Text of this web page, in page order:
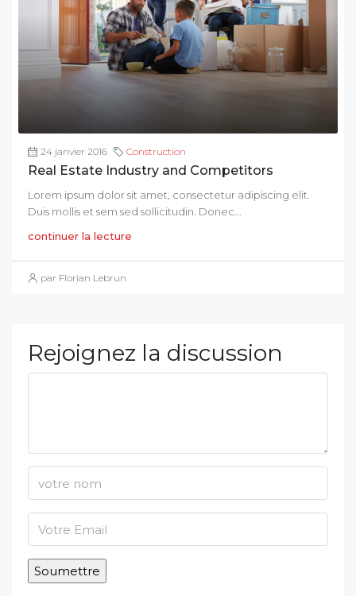
24 janvier 2016 Construction
Real Estate Industry and Competitors
Lorem ipsum dolor sit amet, consectetur adipiscing elit.
Duis mollis et sem sed sollicitudin. Donec...
continuer la lecture
par Florian Lebrun
Rejoignez la discussion